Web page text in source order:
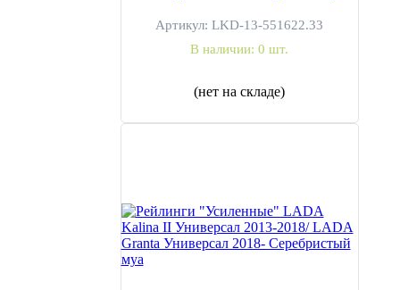
Артикул: LKD-13-551622.33
В наличии: 0 шт.
(нет на складе)